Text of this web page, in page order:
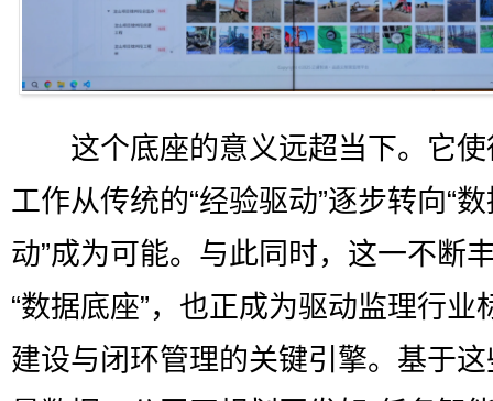
这个底座的意义远超当下。它使
工作从传统的“经验驱动”逐步转向“
动”成为可能。与此同时，这一不断
“数据底座”，也正成为驱动监理行业
建设与闭环管理的关键引擎。基于